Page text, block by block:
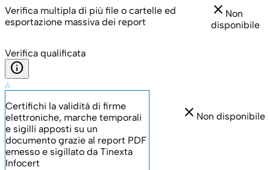
Verifica multipla di più file o cartelle ed
esportazione massiva dei report
close Non
disponibile
Verifica qualificata
info
Certifichi la validità di firme
elettroniche, marche temporali
e sigilli apposti su un
documento grazie al report PDF
emesso e sigillato da Tinexta
Infocert
close Non disponibile